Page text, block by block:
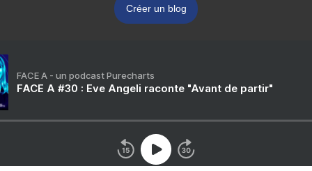
Créer un blog
FACE A - un podcast Purecharts
FACE A #30 : Eve Angeli raconte "Avant de partir"